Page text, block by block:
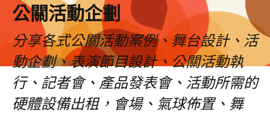
公關活動企劃
分享各式公關活動案例、舞台設計、活
動企劃、表演節目設計、公關活動執
行、記者會、產品發表會、活動所需的
硬體設備出租，會場、氣球佈置、舞